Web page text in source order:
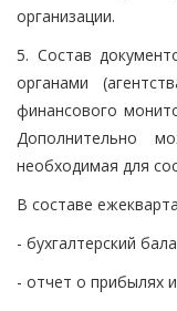
организации.
5. Состав
органами
финансового
Дополнительно
необходимая для
В составе
- бухгалтерский
- отчет о прибылях